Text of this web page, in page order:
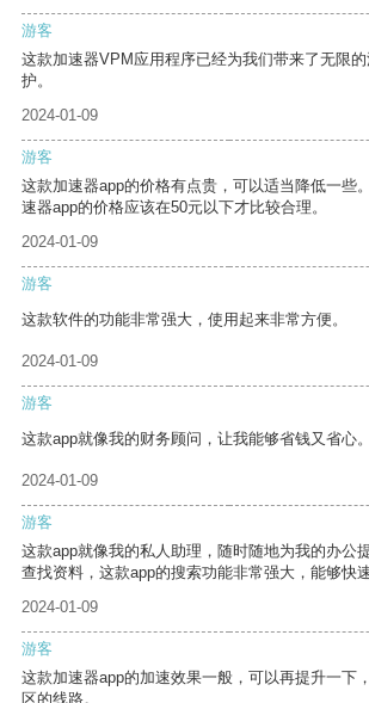
游客
这款加速器VPM应用程序已经为我们带来了无限
护。
2024-01-09
游客
这款加速器app的价格有点贵，可以适当降低一些
速器app的价格应该在50元以下才比较合理。
2024-01-09
游客
这款软件的功能非常强大，使用起来非常方便。
2024-01-09
游客
这款app就像我的财务顾问，让我能够省钱又省心。
2024-01-09
游客
这款app就像我的私人助理，随时随地为我的办公
查找资料，这款app的搜索功能非常强大，能够快
2024-01-09
游客
这款加速器app的加速效果一般，可以再提升一下
区的线路。